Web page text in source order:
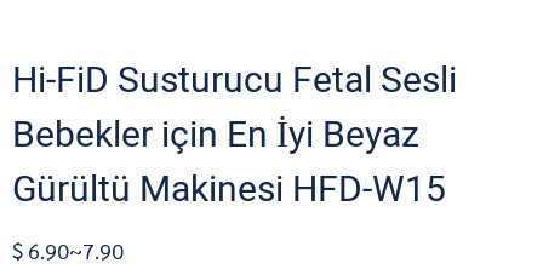
Hi-FiD Susturucu Fetal Sesli
Bebekler için En İyi Beyaz
Gürültü Makinesi HFD-W15
$ 6.90~7.90